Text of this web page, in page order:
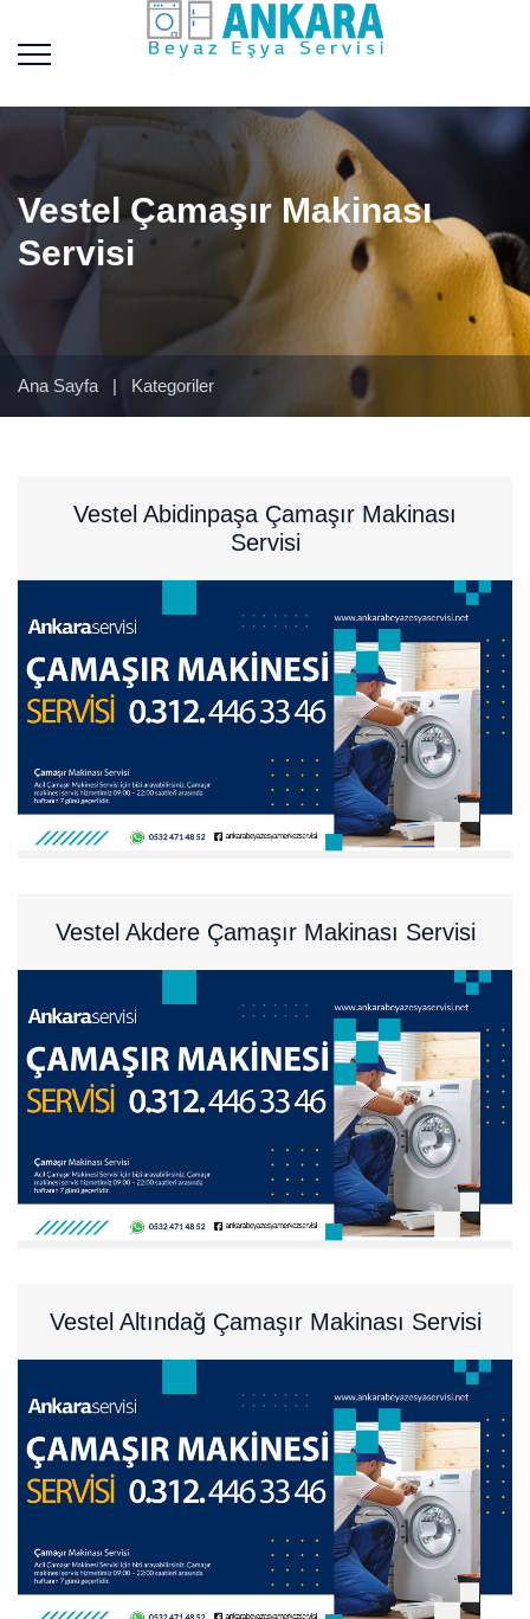
Vestel Çamaşır Makinası
Servisi
Ana Sayfa | Kategoriler
Vestel Abidinpaşa Çamaşır Makinası
Servisi
Vestel Akdere Çamaşır Makinası Servisi
Vestel Altındağ Çamaşır Makinası Servisi